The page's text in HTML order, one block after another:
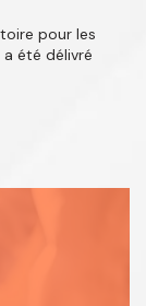
pour les
été délivré